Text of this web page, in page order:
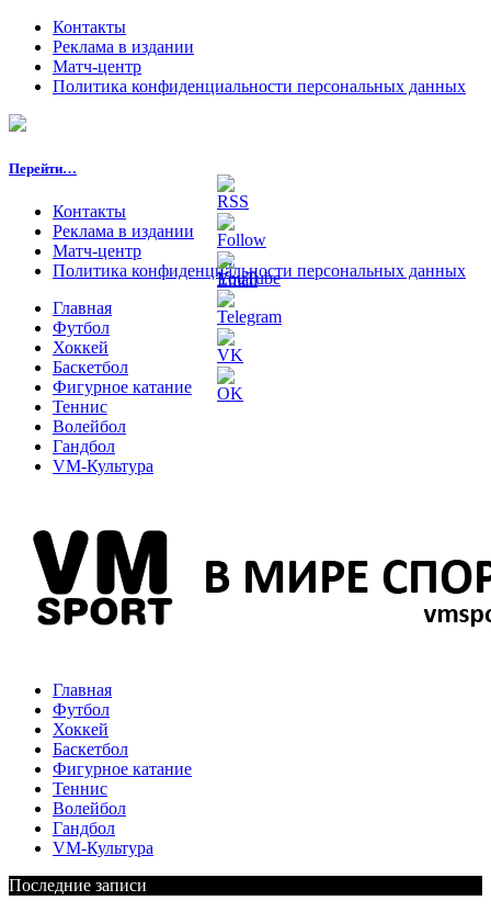
Контакты
Реклама в издании
Матч-центр
Политика конфиденциальности персональных данных
Перейти…
Контакты
Реклама в издании
Матч-центр
Политика конфиденциальности персональных данных
Главная
Футбол
Хоккей
Баскетбол
Фигурное катание
Теннис
Волейбол
Гандбол
VM-Культура
Главная
Футбол
Хоккей
Баскетбол
Фигурное катание
Теннис
Волейбол
Гандбол
VM-Культура
Последние записи